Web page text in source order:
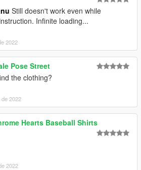
Still doesn't work even while
Infinite loading...
2022
Pose Street
the clothing?
2022
Hearts Baseball Shirts
2022